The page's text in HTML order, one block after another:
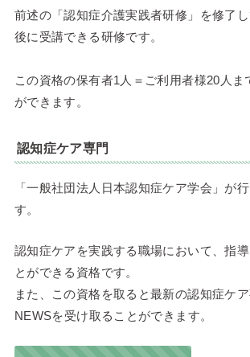
前述の「認知症介護実践者研修」を修了
後に受講できる研修です。
この資格の保有者1人＝ご利用者様20人ま
ができます。
認知症ケア専門
「一般社団法人日本認知症ケア学会」が
す。
認知症ケアを実践する職場において、指
とができる資格です。
また、この資格を取ると最新の認知症ケ
NEWSを受け取ることができます。